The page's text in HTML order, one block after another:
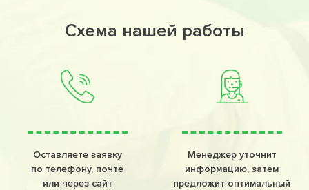
Схема нашей работы
Оставляете заявку
по телефону, почте
или через сайт
Менеджер уточнит
информацию, затем
предложит оптимальный